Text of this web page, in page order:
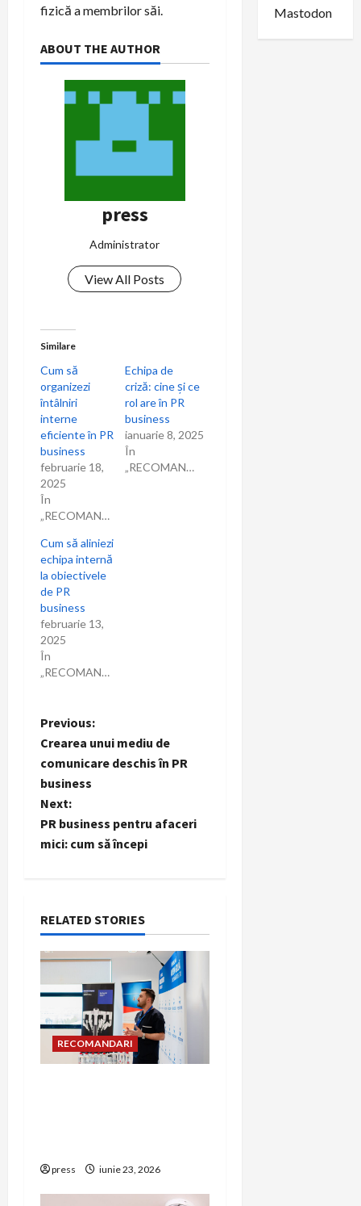
fizică a membrilor săi.
ABOUT THE AUTHOR
press
Administrator
View All Posts
Similare
Cum să
organizezi
întâlniri
interne
eficiente în PR
business
februarie 18,
2025
În
„RECOMANDARI”
Echipa de
criză: cine și ce
rol are în PR
business
ianuarie 8, 2025
În
„RECOMANDARI”
Cum să aliniezi
echipa internă
la obiectivele
de PR
business
februarie 13,
2025
În
„RECOMANDARI”
P
o
s
t
v
i
g
a
t
n
Previous:
Crearea unui mediu de
comunicare deschis în PR
business
Next:
PR business pentru afaceri
mici: cum să începi
RELATED STORIES
RECOMANDARI
press iunie 23, 2026
Mastodon